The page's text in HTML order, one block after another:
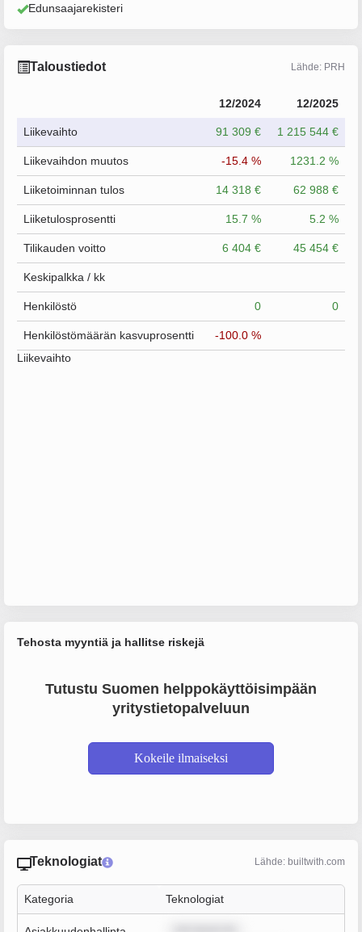
Edunsaajarekisteri
Taloustiedot Lähde: PRH
12/2024 12/2025
Liikevaihto 91 309 € 1 215 544 €
Liikevaihdon muutos -15.4 % 1231.2 %
Liiketoiminnan tulos 14 318 € 62 988 €
Liiketulosprosentti 15.7 % 5.2 %
Tilikauden voitto 6 404 € 45 454 €
Keskipalkka / kk
Henkilöstö 0 0
Henkilöstömäärän kasvuprosentti
-100.0 %
Liikevaihto
Tehosta myyntiä ja hallitse riskejä
Tutustu Suomen helppokäyttöisimpään
yritystietopalveluun
Kokeile ilmaiseksi
Teknologiat Lähde: builtwith.com
Kategoria Teknologiat